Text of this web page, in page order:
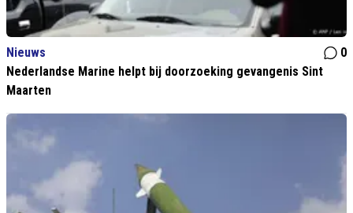
Nieuws
0
Nederlandse Marine helpt bij doorzoeking gevangenis Sint
Maarten